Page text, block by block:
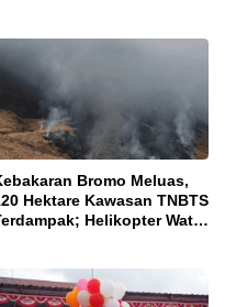
Bromo Meluas,
Hektare Kawasan TNBTS
Helikopter Water